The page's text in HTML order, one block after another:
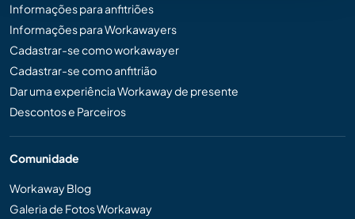
Informações para anfitriões
Informações para Workawayers
Cadastrar-se como workawayer
Cadastrar-se como anfitrião
Dar uma experiência Workaway de presente
Descontos e Parceiros
Comunidade
Workaway Blog
Galeria de Fotos Workaway